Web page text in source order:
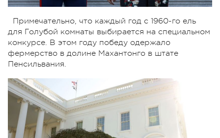
Примечательно, что каждый год с 1960-го ель
для Голубой комнаты выбирается на специальном
конкурсе. В этом году победу одержало
фермерство в долине Махантонго в штате
Пенсильвания.